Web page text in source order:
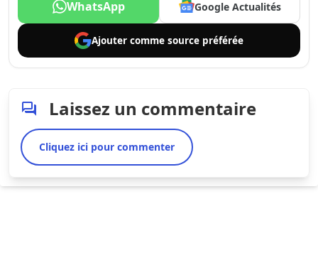
WhatsApp Google Actualités
Ajouter comme source préférée
Laissez un commentaire
Cliquez ici pour commenter